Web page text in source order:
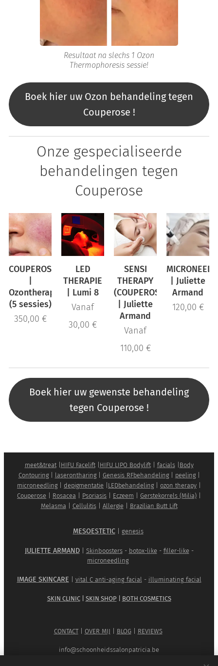
Resultaat na slechs 1 Ozon
Thermophoresis sessie!
Boek hier uw Ozon behandeling tegen
Couperose !
Onze gespecialiseerde
behandelingen tegen
Couperose
COUPEROSE/ROSACEA
Ozontherapie
(5 sessies)
350,00 €
LED
THERAPIE
| Lumi 8
Vanaf
30,00 €
SENSI
THERAPY
(COUPEROSE)
| Juliette
Armand
Vanaf
110,00 €
| Juliette
Armand
120,00 €
Boek hier uw gewenste behandeling
tegen Couperose !
meet&treat| HIFU Facelift| HIFU LIPO Bodylift| facials| Body
Contouring| laserontharing| Genesis RFbehandeling| peeling|
microneedling| depigmentatie LEDbehandeling| ozon therapy
Couperose
Rosacea Psoriasis Eczeem Gerstekorrels (Milia)
Melasma
Cellulitis| Allergie Brazilian Butt Lift
MESOESTETIC| genesis
JULIETTE ARMAND| Skinboosters- botox-like- filler-like-
microneedling
IMAGE SKINCARE vital C anti-aging facial - illuminating facial
SKIN CLINIC| SKIN SHOP BOTH COSMETICS
CONTACT| OVER MIJ BLOG| REVIEWS
info@schoonheidssalonpatricia.be